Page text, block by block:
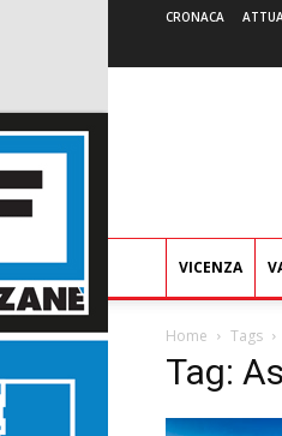
CRONACA
VICENZA
Home Tags
Tag: